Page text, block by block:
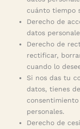
cuánto tiempo
Derecho de
datos
Derecho de
rectificar,
cuando lo
Si nos das tu
datos, tienes
personales.
Derecho de